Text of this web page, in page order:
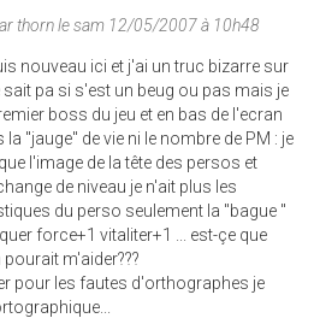
thornle sam 12/05/2007 à 10h48
nouveau ici et j'ai un truc bizarre sur
sait pa si s'est un beug ou pas mais je
boss du jeu et en bas de l'ecran
la "jauge" de vie ni le nombre de PM : je
l'image de la tête des persos et
de niveau je n'ait plus les
du perso seulement la "bague "
force+1 vitaliter+1 ... est-çe que
m'aider???
pour les fautes d'orthographes je